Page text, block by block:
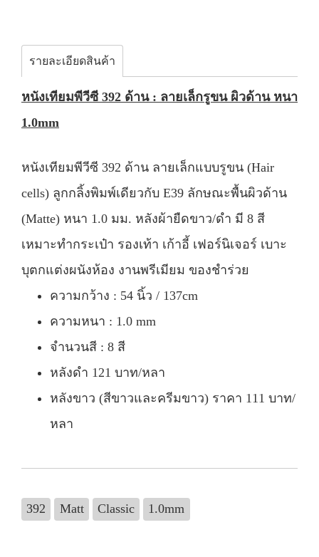
รายละเอียดสินค้า
หนังเทียมพีวีซี 392 ด้าน : ลายเล็กรูขน ผิวด้าน หนา
1.0mm
หนังเทียมพีวีซี 392 ด้าน ลายเล็กแบบรูขน (Hair
cells) ลูกกลิ้งพิมพ์เดียวกับ E39 ลักษณะพื้นผิวด้าน
(Matte) หนา 1.0 มม. หลังผ้ายืดขาว/ดำ มี 8 สี
เหมาะทำกระเป๋า รองเท้า เก้าอี้ เฟอร์นิเจอร์ เบาะ
บุตกแต่งผนังห้อง งานพรีเมียม ของชำร่วย
ความกว้าง : 54 นิ้ว / 137cm
ความหนา : 1.0 mm
จำนวนสี : 8 สี
หลังดำ 121 บาท/หลา
หลังขาว (สีขาวและครีมขาว) ราคา 111 บาท/
หลา
392 Matt Classic 1.0mm